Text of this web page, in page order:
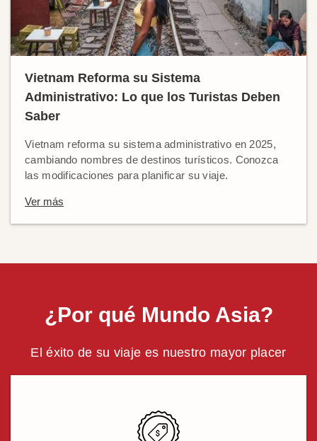
Vietnam Reforma su Sistema
Administrativo: Lo que los Turistas Deben
Saber
Vietnam reforma su sistema administrativo en 2025,
cambiando nombres de destinos turísticos. Conozca
las modificaciones para planificar su viaje.
Ver más
¿Por qué Mundo Asia?
El éxito de su viaje es nuestro mayor placer